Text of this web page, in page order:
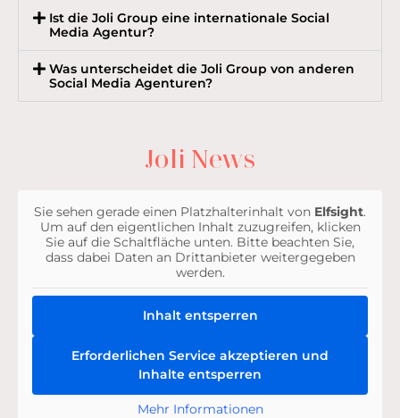
Ist die Joli Group eine internationale Social
Media Agentur?
Was unterscheidet die Joli Group von anderen
Social Media Agenturen?
Joli News
Sie sehen gerade einen Platzhalterinhalt von Elfsight.
Um auf den eigentlichen Inhalt zuzugreifen, klicken
Sie auf die Schaltfläche unten. Bitte beachten Sie,
dass dabei Daten an Drittanbieter weitergegeben
werden.
Inhalt entsperren
Erforderlichen Service akzeptieren und
Inhalte entsperren
Mehr Informationen